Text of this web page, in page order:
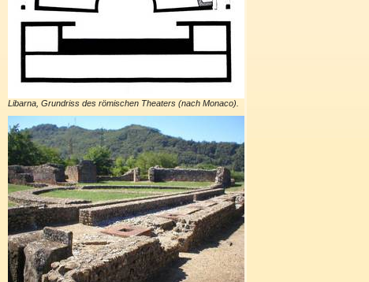
Libarna, Grundriss des römischen Theaters (nach Monaco).